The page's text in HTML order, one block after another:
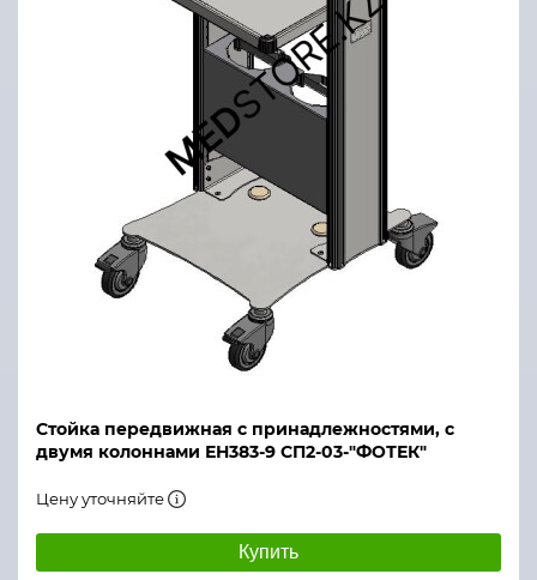
Стойка передвижная с принадлежностями, с
двумя колоннами ЕН383-9 СП2-03-"ФОТЕК"
Цену уточняйте
Купить